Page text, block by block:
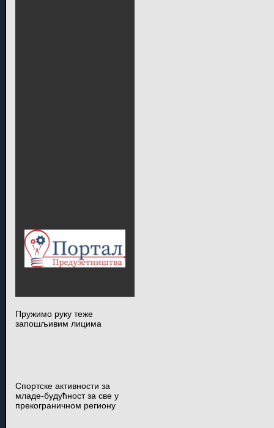
Пружимо руку теже
запошљивим лицима
Спортске активности за
младе-будућност за све у
прекограничном региону